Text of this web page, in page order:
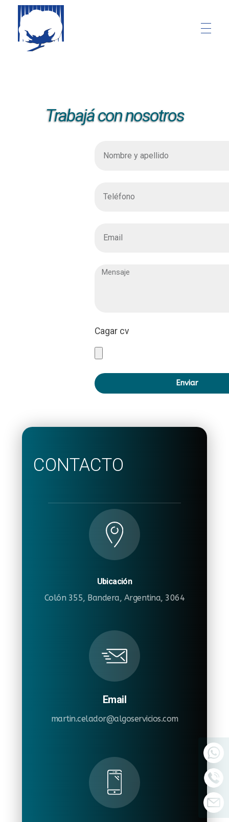
Trabajá con nosotros
Cagar cv
Enviar
CONTACTO
Ubicación
Colón 355, Bandera, Argentina, 3064
Email
martin.celador@algoservicios.com